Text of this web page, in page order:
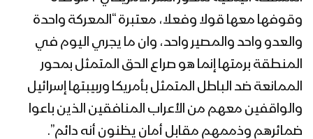
وقوفها معها قولا وفعلا، معتبرة “المعركة واحدة
والعدو واحد والمصير واحد، وان ما يجري اليوم في
المنطقة برمتها إنما هو صراع الحق المتمثل بمحور
الممانعة ضد الباطل المتمثل بأمريكا وربيبتها إسرائيل
والواقفين معهم من الأعراب المنافقين الذين باعوا
ضمائرهم وذممهم مقابل أمان يظنون أنه دائم”.